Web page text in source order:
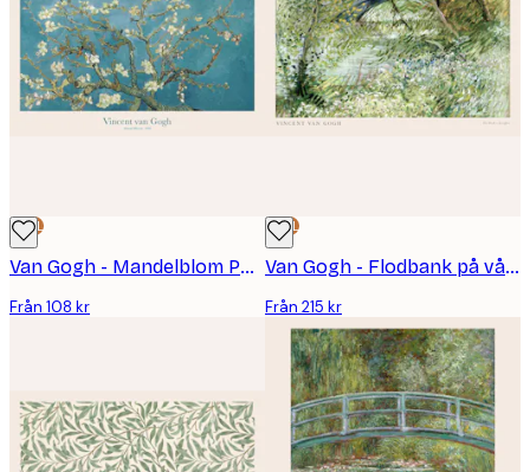
DEAL
Van Gogh - Mandelblom Poster
Från 108 kr
DEAL
Van Gogh - Flodbank på våren Poster
Från 215 kr